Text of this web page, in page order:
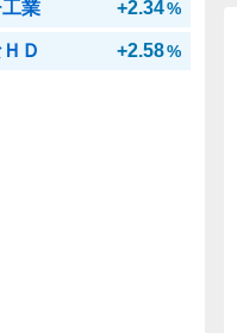
業 +2.34%
Ｄ +2.58%